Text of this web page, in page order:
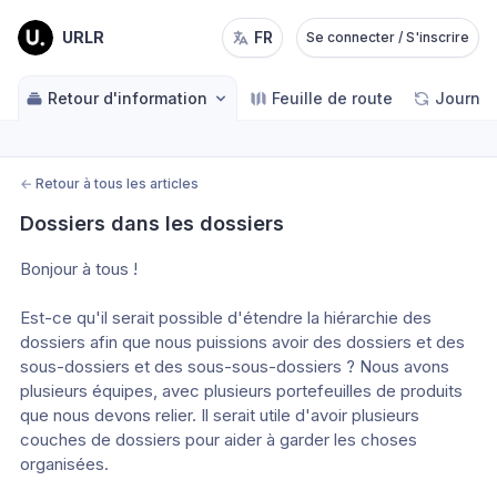
URLR FR Se connecter / S'inscrire
Retour d'information Feuille de route
← Retour à tous les articles
Dossiers dans les dossiers
Bonjour à tous !
Est-ce qu'il serait possible d'étendre la hiérarchie des
dossiers afin que nous puissions avoir des dossiers et des
sous-dossiers et des sous-sous-dossiers ? Nous avons
plusieurs équipes, avec plusieurs portefeuilles de produits
que nous devons relier. Il serait utile d'avoir plusieurs
couches de dossiers pour aider à garder les choses
organisées.